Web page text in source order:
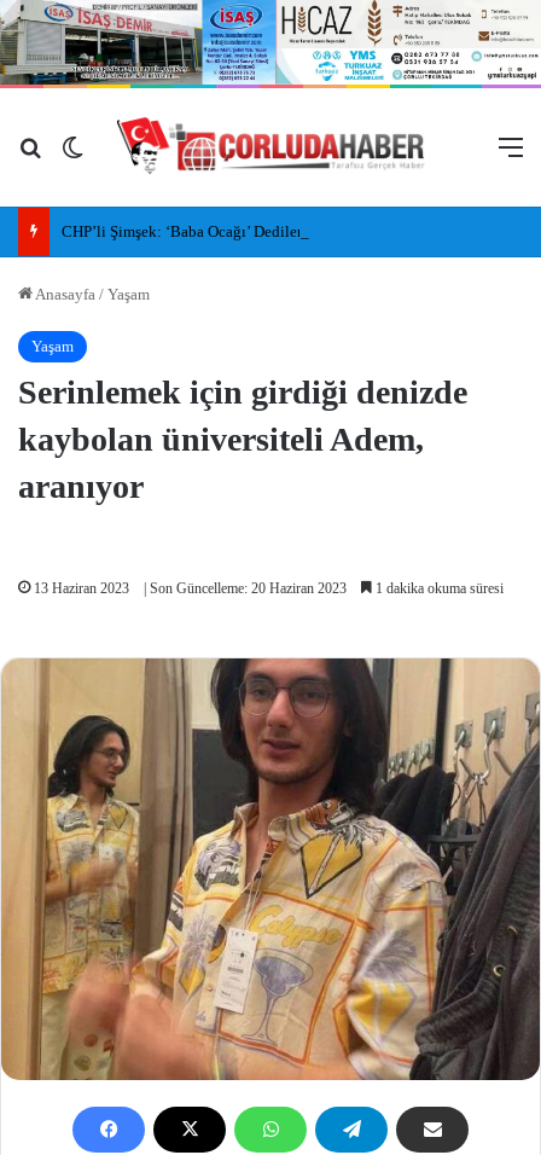
Arama yap ...
Dış görünümü değiştir
Anasayfa / Yaşam
Yaşam
Serinlemek için girdiği denizde
kaybolan üniversiteli Adem,
aranıyor
13 Haziran 2023 | Son Güncelleme: 20 Haziran 2023 1 dakika okuma süresi